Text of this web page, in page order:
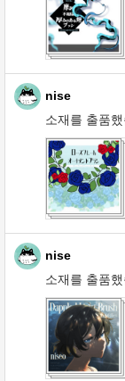
nise
소재를 출품
nise
소재를 출품